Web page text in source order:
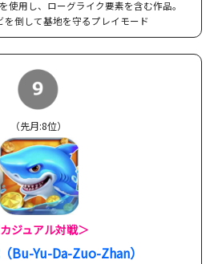
使用し、ローグライク要素を含む作品。
を倒して基地を守るプレイモード
（先月:8位）
ジュアル対戦＞
Bu-Yu-Da-Zuo-Zhan）